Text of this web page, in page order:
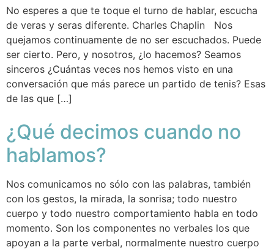
No esperes a que te toque el turno de hablar, escucha
de veras y seras diferente. Charles Chaplin Nos
quejamos continuamente de no ser escuchados. Puede
ser cierto. Pero, y nosotros, ¿lo hacemos? Seamos
sinceros ¿Cuántas veces nos hemos visto en una
conversación que más parece un partido de tenis? Esas
de las que […]
¿Qué decimos cuando no
hablamos?
Nos comunicamos no sólo con las palabras, también
con los gestos, la mirada, la sonrisa; todo nuestro
cuerpo y todo nuestro comportamiento habla en todo
momento. Son los componentes no verbales los que
apoyan a la parte verbal, normalmente nuestro cuerpo